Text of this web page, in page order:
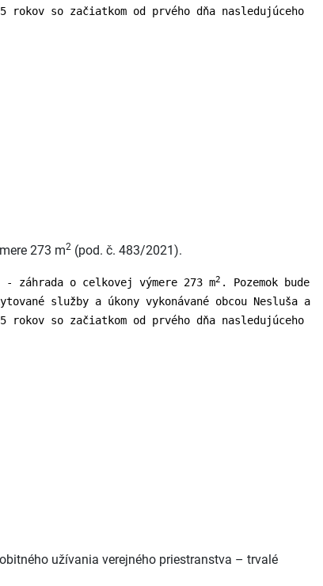
so začiatkom od prvého dňa nasledujúceho
273 m2 (pod. č. 483/2021).
- záhrada o celkovej výmere 273 m2 . Pozemok bude
služby a úkony vykonávané obcou Nesluša a
so začiatkom od prvého dňa nasledujúceho
užívania verejného priestranstva – trvalé